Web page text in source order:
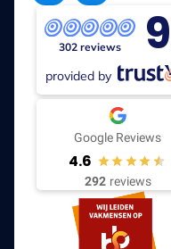
302 reviews 9
provided by
Google Reviews
4.6
292 reviews